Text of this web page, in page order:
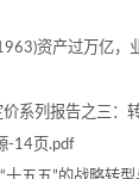
资产过万亿，
系列报告之三：
-14页.pdf